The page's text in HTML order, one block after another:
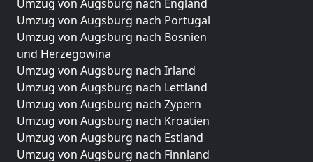
Umzug von Augsburg nach England
Umzug von Augsburg nach Portugal
Umzug von Augsburg nach Bosnien
und Herzegowina
Umzug von Augsburg nach Irland
Umzug von Augsburg nach Lettland
Umzug von Augsburg nach Zypern
Umzug von Augsburg nach Kroatien
Umzug von Augsburg nach Estland
Umzug von Augsburg nach Finnland